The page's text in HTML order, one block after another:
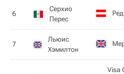
6
Серхио
Перес
7
Льюис
Хэмилтон
Visa